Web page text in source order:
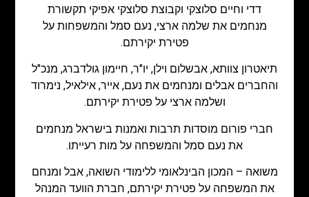
דדי וחיים סלוצקי וקבוצת סלוצקי אפיקי תקשורת
מנחמים את שלמה ארצי, נעם סמל והמשפחות על
פטירת יקירתם.
תיאטרון צוותא, אבשלום וילן, יו"ר, חיימון גולדברג, מנכ"ל
והחברים אבלים ומנחמים את נעם, אייר, אילאיל, נימרוד
ושלמה ארצי על פטירת יקירתם.
חברי פורום מוסדות תרבות ואמנות בישראל מנחמים
את נעם סמל והמשפחה על מות רעייתו.
משואה – המכון הבינלאומי ללימודי השואה, אבל ומנחם
את המשפחה על פטירת יקירתם, חברת הוועד המנהל